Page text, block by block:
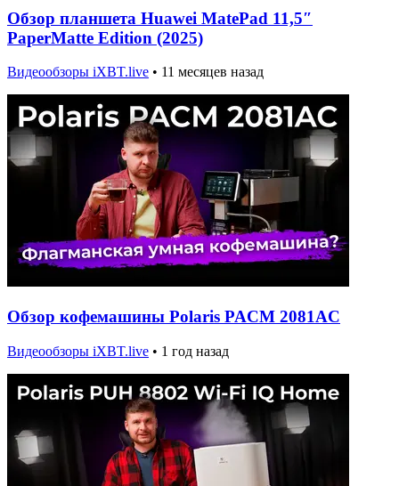
Обзор планшета Huawei MatePad 11,5″
PaperMatte Edition (2025)
Видеообзоры iXBT.live • 11 месяцев назад
Обзор кофемашины Polaris PACM 2081AC
Видеообзоры iXBT.live • 1 год назад